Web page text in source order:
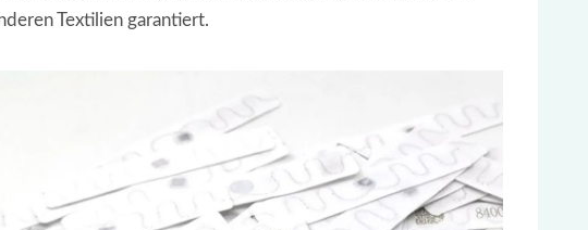
Textilien garantiert.